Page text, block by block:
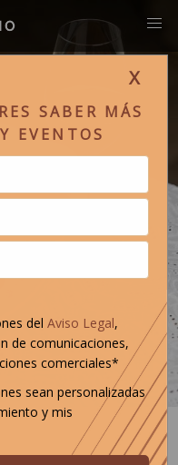
X
SABER MÁS
EVENTOS
delAviso Legal,
de comunicaciones,
comerciales*
sean personalizadas
y mis